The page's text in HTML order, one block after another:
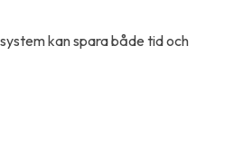
kan spara både tid och